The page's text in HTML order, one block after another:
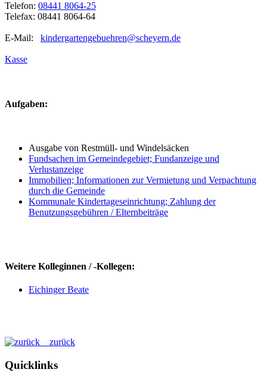
Telefon: 08441 8064-25
Telefax: 08441 8064-64
E-Mail: kindergartengebuehren@scheyern.de
Kasse
Aufgaben:
Ausgabe von Restmüll- und Windelsäcken
Fundsachen im Gemeindegebiet; Fundanzeige und
Verlustanzeige
Immobilien; Informationen zur Vermietung und Verpachtung
durch die Gemeinde
Kommunale Kindertageseinrichtung; Zahlung der
Benutzungsgebühren / Elternbeiträge
Weitere Kolleginnen / -Kollegen:
Eichinger Beate
zurück
Quicklinks